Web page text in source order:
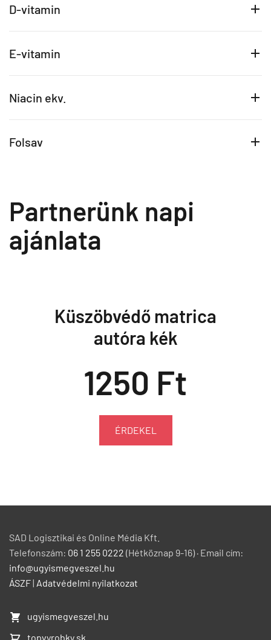
D-vitamin
E-vitamin
Niacin ekv.
Folsav
Partnerünk napi
ajánlata
Küszöbvédő matrica
autóra kék
1250 Ft
ÉRDEKEL
SAD Logisztikai és Online Média Kft.
Telefonszám: 06 1 255 0222 (Hétköznap 9-16) · Email cím:
info@ugyismegveszel.hu
ÁSZF| Adatvédelmi nyilatkozat
ugyismegveszel.hu
topvyrobky.sk